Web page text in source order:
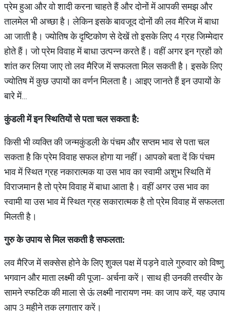
प्रेम हुआ और वो शादी करना चाहते हैं और दोनों में आपकी समझ और
तालमेल भी अच्छा है। लेकिन इसके बावजूद दोनों की लव मैरिज में बाधा
आ जाती है। ज्योतिष के दृष्टिकोण से देखें तो इसके लिए 4 ग्रह जिम्मेदार
होते हैं। जो प्रेम विवाह में बाधा उत्पन्न करते हैं। वहीं अगर इन ग्रहों को
शांत कर लिया जाए तो लव मैरिज में सफलता मिल सकती है। इसके लिए
ज्योतिष में कुछ उपायों का वर्णन मिलता है। आइए जानते हैं इन उपायों के
बारे में…
कुंडलीमेंइनस्थितियोंसेपताचलसकताहै:
किसी भी व्यक्ति की जन्मकुंडली के पंचम और सप्तम भाव से पता चल
सकता है कि प्रेम विवाह सफल होगा या नहीं। आपको बता दें कि पंचम
भाव में स्थित ग्रह नकारात्मक या उस भाव का स्वामी अशुभ स्थिति में
विराजमान है तो प्रेम विवाह में बाधा आता है। वहीं अगर उस भाव का
स्वामी या उस भाव में स्थित ग्रह सकारात्मक है तो प्रेम विवाह में सफलता
मिलती है।
गुरुकेउपायसेमिलसकतीहैसफलता:
लव मैरिज में सक्सेस होने के लिए शुक्ल पक्ष में पड़ने वाले गुरुवार को विष्णु
भगवान और माता लक्ष्मी की पूजा- अर्चना करें। साथ ही उनकी तस्वीर के
सामने स्फटिक की माला से ऊं लक्ष्मी नारायण नम: का जाप करें, यह उपाय
आप 3 महीने तक लगातार करें।